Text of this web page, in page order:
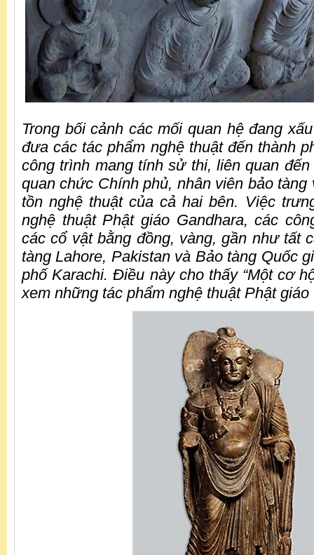
Trong bối cảnh các mối quan hệ đang
đưa các tác phẩm nghệ thuật đến thành
công trình mang tính sử thi, liên quan
quan chức Chính phủ, nhân viên bảo
tồn nghệ thuật của cả hai bên. Việc
nghệ thuật Phật giáo Gandhara, các
các cổ vật bằng đồng, vàng, gần như tất
tàng Lahore, Pakistan và Bảo tàng Quốc
phố Karachi. Điều này cho thấy “Một cơ
xem những tác phẩm nghệ thuật Phật